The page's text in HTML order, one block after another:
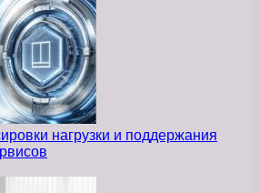
нагрузки и поддержания